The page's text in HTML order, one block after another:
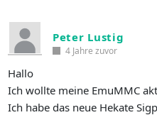
Peter Lustig
4 Jahre zuvor
Hallo
Ich wollte meine EmuMMC
Ich habe das neue Hekate